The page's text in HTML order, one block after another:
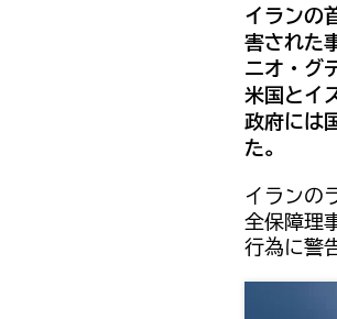
イランの
害された
ニオ・グ
米国とイ
政府には
た。
イランの
全保障理
行為に警